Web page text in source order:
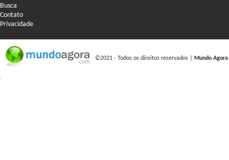
Busca
Contato
Privacidade
©2021 - Todos os direitos reservados | Mundo Agora